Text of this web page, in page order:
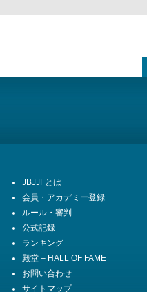
JBJJFとは
会員・アカデミー登録
ルール・審判
公式記録
ランキング
殿堂 – HALL OF FAME
お問い合わせ
サイトマップ